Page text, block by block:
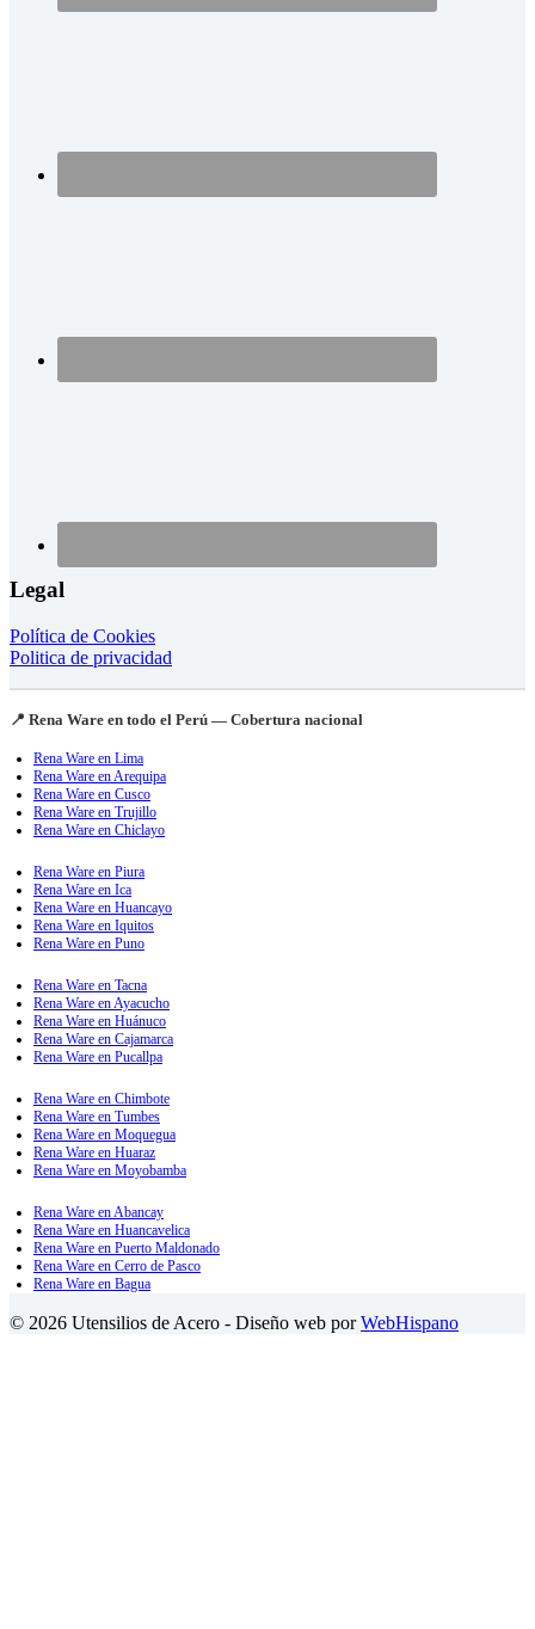
Legal
Política de Cookies
Politica de privacidad
📍 Rena Ware en todo el Perú — Cobertura nacional
Rena Ware en Lima
Rena Ware en Arequipa
Rena Ware en Cusco
Rena Ware en Trujillo
Rena Ware en Chiclayo
Rena Ware en Piura
Rena Ware en Ica
Rena Ware en Huancayo
Rena Ware en Iquitos
Rena Ware en Puno
Rena Ware en Tacna
Rena Ware en Ayacucho
Rena Ware en Huánuco
Rena Ware en Cajamarca
Rena Ware en Pucallpa
Rena Ware en Chimbote
Rena Ware en Tumbes
Rena Ware en Moquegua
Rena Ware en Huaraz
Rena Ware en Moyobamba
Rena Ware en Abancay
Rena Ware en Huancavelica
Rena Ware en Puerto Maldonado
Rena Ware en Cerro de Pasco
Rena Ware en Bagua
© 2026 Utensilios de Acero - Diseño web porWebHispano